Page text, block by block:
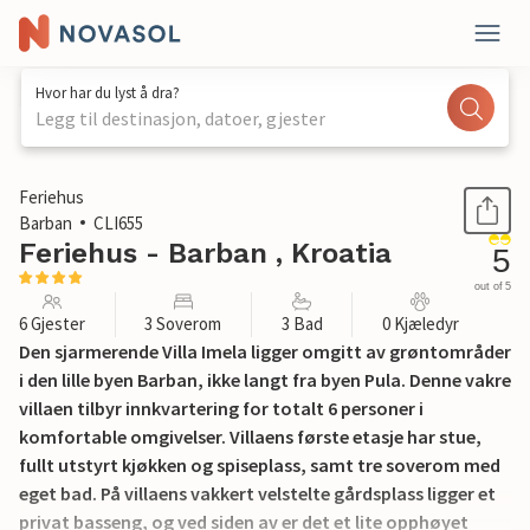
Hvor har du lyst å dra?
Legg til destinasjon, datoer, gjester
1 / 46
Feriehus
Barban
CLI655
Feriehus - Barban , Kroatia 5
out of 5
6 Gjester 3 Soverom 3 Bad 0 Kjæledyr
Den sjarmerende Villa Imela ligger omgitt av grøntområder
i den lille byen Barban, ikke langt fra byen Pula. Denne vakre
villaen tilbyr innkvartering for totalt 6 personer i
komfortable omgivelser. Villaens første etasje har stue,
fullt utstyrt kjøkken og spiseplass, samt tre soverom med
eget bad. På villaens vakkert velstelte gårdsplass ligger et
privat basseng, og ved siden av er det et lite opphøyet